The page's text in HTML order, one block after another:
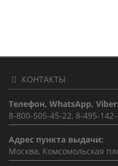
КОНТАКТЫ
Телефон, WhatsApp, Viber:
8-800-505-45-22, 8-495-
Адрес пункта выдачи:
Москва, Комсомольская